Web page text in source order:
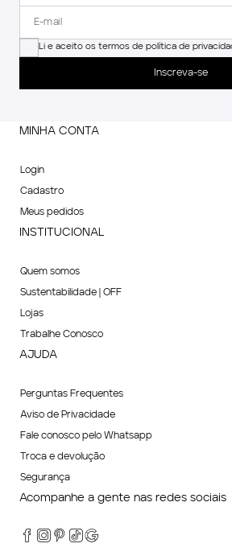
Li e aceito os termos de política de
Inscreva-se
MINHA CONTA
Login
Cadastro
Meus pedidos
INSTITUCIONAL
Quem somos
Sustentabilidade | OFF
Lojas
Trabalhe Conosco
AJUDA
Perguntas Frequentes
Aviso de Privacidade
Fale conosco pelo Whatsapp
Troca e devolução
Segurança
Acompanhe a gente nas redes sociais